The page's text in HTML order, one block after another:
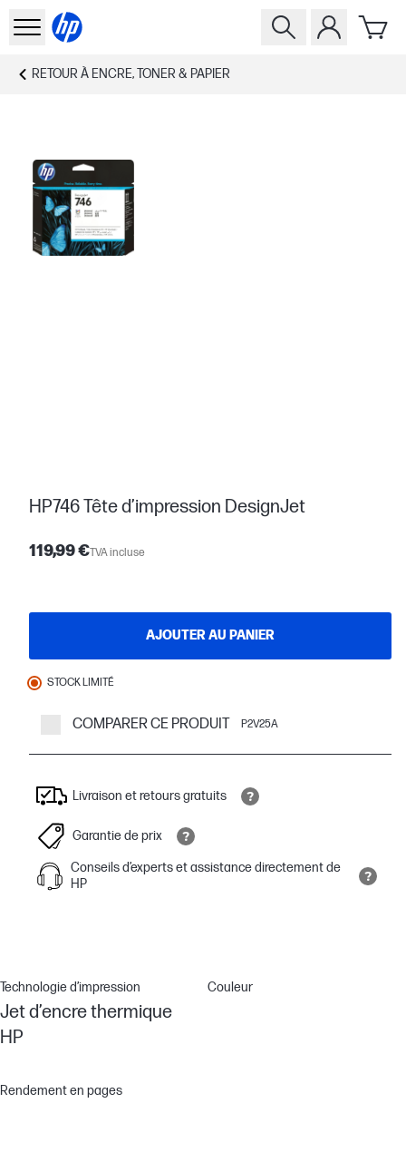
RETOUR À ENCRE, TONER & PAPIER
HP746 Tête d’impression DesignJet
119,99 €TVA incluse
AJOUTER AU PANIER
STOCK LIMITÉ
COMPARER CE PRODUIT P2V25A
Livraison et retours gratuits
Garantie de prix
Conseils d’experts et assistance directement de
HP
Technologie d’impression
Jet d’encre thermique
HP
Couleur
Rendement en pages